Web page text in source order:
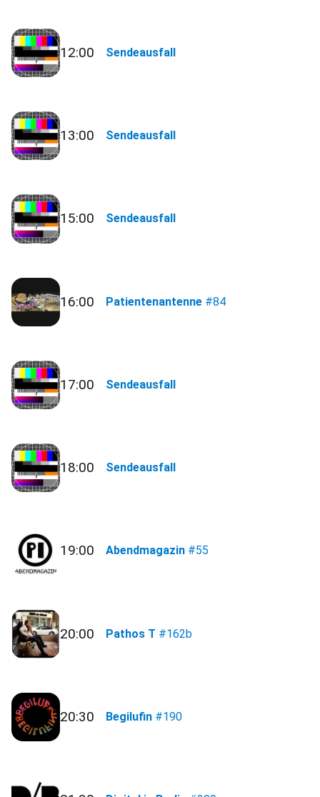
12:00 Sendeausfall
13:00 Sendeausfall
15:00 Sendeausfall
16:00 Patientenantenne #84
17:00 Sendeausfall
18:00 Sendeausfall
19:00 Abendmagazin #55
20:00 Pathos T #162b
20:30 Begilufin #190